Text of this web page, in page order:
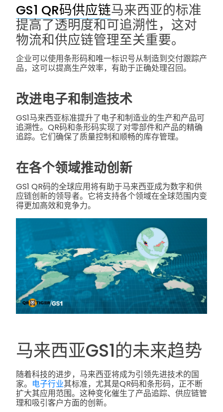
GS1 QR码供应链马来西亚的标准
提高了透明度和可追溯性，这对
物流和供应链管理至关重要。
企业可以使用条形码和唯一标识号从制造到交付跟踪产
品，这可以提高生产效率，有助于正确处理召回。
改进电子和制造技术
GS1马来西亚标准提升了电子和制造业的生产和产品可
追溯性。QR码和条形码实现了对零部件和产品的精确
追踪。它们确保了质量控制和顺畅的库存管理。
在各个领域推动创新
GS1 QR码的全球应用将有助于马来西亚成为数字和供
应链创新的领导者。它将支持各个领域在全球范围内变
得更加高效和竞争力。
马来西亚GS1的未来趋势
随着科技的进步，马来西亚将成为引领先进技术的国
家。 电子行业其标准，尤其是QR码和条形码，正不断
扩大其应用范围。这种变化催生了产品追踪、供应链管
理和吸引客户方面的创新。